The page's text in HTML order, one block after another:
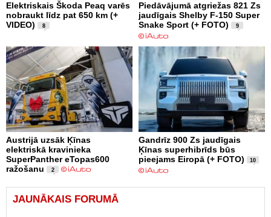
Elektriskais Škoda Peaq varēs
nobraukt līdz pat 650 km (+
VIDEO)
8
Piedāvājumā atgriežas 821 Zs
jaudīgais Shelby F-150 Super
Snake Sport (+ FOTO)
9
Austrijā uzsāk Ķīnas
elektriskā kravinieka
SuperPanther eTopas600
ražošanu
2
Gandrīz 900 Zs jaudīgais
Ķīnas superhibrīds būs
pieejams Eiropā (+ FOTO)
10
JAUNĀKAIS FORUMĀ